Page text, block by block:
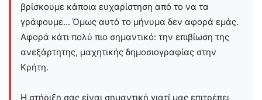
βρίσκουμε κάποια ευχαρίστηση από το να τα
γράφουμε... Όμως αυτό το μήνυμα δεν αφορά εμάς.
Αφορά κάτι πολύ πιο σημαντικό: την επιβίωση της
ανεξάρτητης, μαχητικής δημοσιογραφίας στην
Kρήτη.
Η στήριξη σας είναι σημαντική γιατί μας επιτρέπει